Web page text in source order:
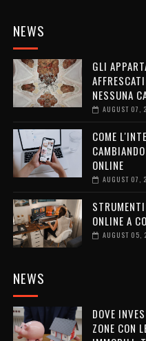
NEWS
GLI
NESSUNA
AUGUST 07,
COME
ONLINE
AUGUST 07,
ONLINE A
AUGUST 05,
NEWS
DOVE
ZONE CON